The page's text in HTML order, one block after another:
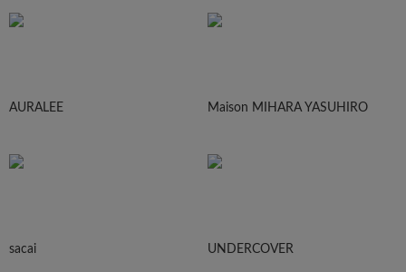
AURALEE Maison MIHARA YASUHIRO
sacai UNDERCOVER